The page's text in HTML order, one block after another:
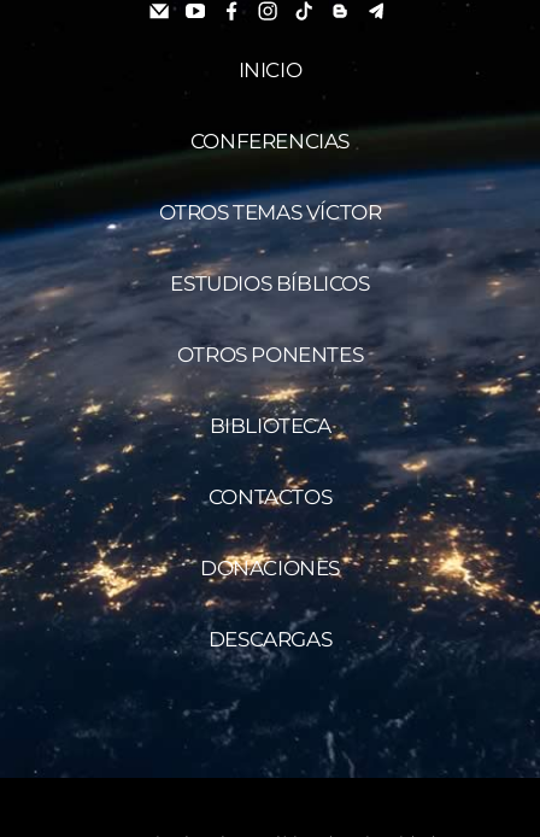
INICIO
CONFERENCIAS
OTROS TEMAS VÍCTOR
ESTUDIOS BÍBLICOS
OTROS PONENTES
BIBLIOTECA
CONTACTOS
DONACIONES
DESCARGAS